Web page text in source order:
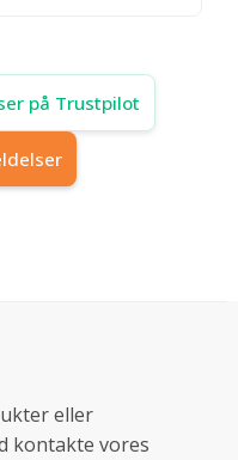
på Trustpilot
eller
kontakte vores